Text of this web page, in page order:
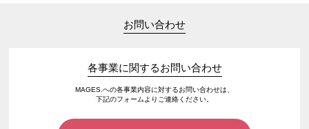
お問い合わせ
各事業に関するお問い合わせ
MAGES.への各事業内容に対するお問い合わせは、
下記のフォームよりご連絡ください。